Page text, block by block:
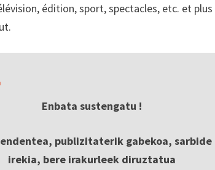
édition, sport, spectacles, etc. et plus
Enbata sustengatu !
publizitaterik gabekoa, sarbide
irekia, bere irakurleek diruztatua